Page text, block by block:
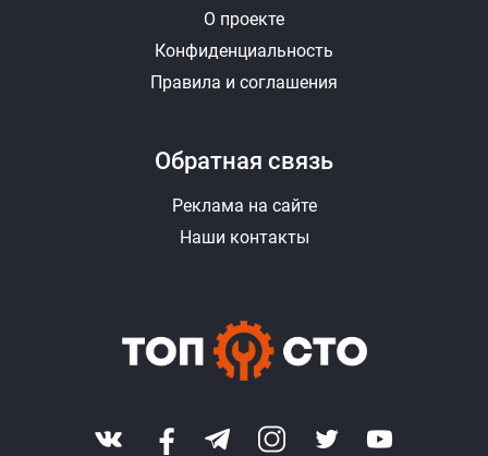
О проекте
Конфиденциальность
Правила и соглашения
Обратная связь
Реклама на сайте
Наши контакты